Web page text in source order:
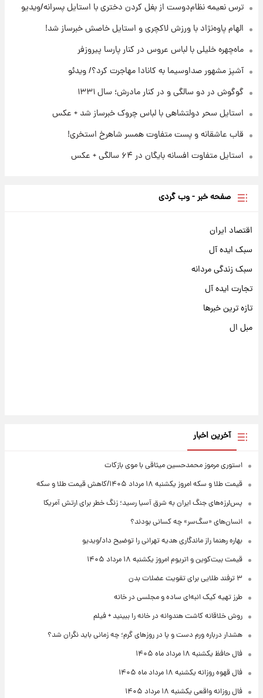
بیتلز
ادعای جنجالی درباره اینفانتینو؛ اتهام پرداخت
ترس نعیمه نظام‌دوست از بغل کردن دختری با استایل پسرانه/ویدیو
الهام پاوه‌نژاد با ورزش لاکچری و استایل خاصش خبرساز شد!
ماه‌چهره خلیلی با لباس عروس در کنار پارسا پیروزفر
آشپز مشهور صداوسیما به کانادا مهاجرت کرد؟/ ویدئو
گوگوش در دو سالگی و در کنار مادرش؛ سال ۱۳۳۱
استایل سحر دولتشاهی با لباس چروک خبرساز شد + عکس
قاب عاشقانه و پست متفاوت همسر شاهرخ استخری!
استایل متفاوت افسانه بایگان در ۶۴ سالگی + عکس
صفحه خبر - وب گردی
اقتصاد ایران
سبک ایده آل
سبک زندگی مردانه
تجارت ایده آل
تازه ترین خبرها
مبل ال
آخرین اخبار
استوری مرموز محمدحسین میثاقی با موی بازکات
قیمت طلا و سکه امروز یکشنبه ۱۸ مرداد ۱۴۰۵/کاهش قیمت طلا و سکه
پس‌لرزه‌های جنگ ایران به شرق آسیا رسید؛ زنگ خطر برای ارتش آمریکا
انسان‌های «سگ‌سر» چه کسانی بودند؟
بهاره رهنما راز ماندگاری هدیه تهرانی را توضیح داد/ویدیو
قیمت بیت‌کوین و اتریوم امروز یکشنبه ۱۸ مرداد ۱۴۰۵
۳ ترفند طلایی برای تقویت عضلات بدن
طرز تهیه کیک انبه‌ای ساده و مجلسی در خانه
روش خلاقانه کاشت هندوانه در خانه را ببینید + فیلم
هشدار درباره ورم دست و پا در روزهای گرم؛ چه زمانی باید نگران شد؟
فال حافظ یکشنبه ۱۸ مرداد ماه ۱۴۰۵
فال قهوه روزانه یکشنبه ۱۸ مرداد ماه ۱۴۰۵
فال روزانه واقعی یکشنبه ۱۸ مرداد ۱۴۰۵